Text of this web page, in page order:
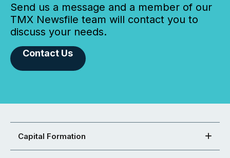
Send us a message and a member of our
TMX Newsfile team will contact you to
discuss your needs.
Contact Us
Capital Formation